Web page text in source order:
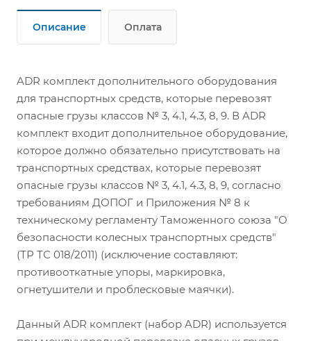
Описание Оплата
ADR комплект дополнительного оборудования
для транспортных средств, которые перевозят
опасные грузы классов № 3, 4.1, 4.3, 8, 9. В ADR
комплект входит дополнительное оборудование,
которое должно обязательно присутствовать на
транспортных средствах, которые перевозят
опасные грузы классов № 3, 4.1, 4.3, 8, 9, согласно
требованиям ДОПОГ и Приложения № 8 к
техническому регламенту Таможенного союза "О
безопасности колесных транспортных средств"
(ТР ТС 018/2011) (исключение составляют:
противооткатные упоры, маркировка,
огнетушители и проблесковые маячки).
Данный ADR комплект (набор ADR) используется